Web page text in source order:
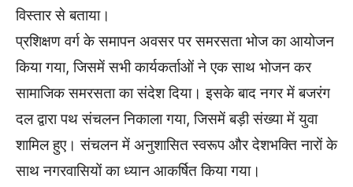
विस्तार से बताया।
प्रशिक्षण वर्ग के समापन अवसर पर समरसता भोज का आयोजन
किया गया, जिसमें सभी कार्यकर्ताओं ने एक साथ भोजन कर
सामाजिक समरसता का संदेश दिया। इसके बाद नगर में बजरंग
दल द्वारा पथ संचलन निकाला गया, जिसमें बड़ी संख्या में युवा
शामिल हुए। संचलन में अनुशासित स्वरूप और देशभक्ति नारों के
साथ नगरवासियों का ध्यान आकर्षित किया गया।